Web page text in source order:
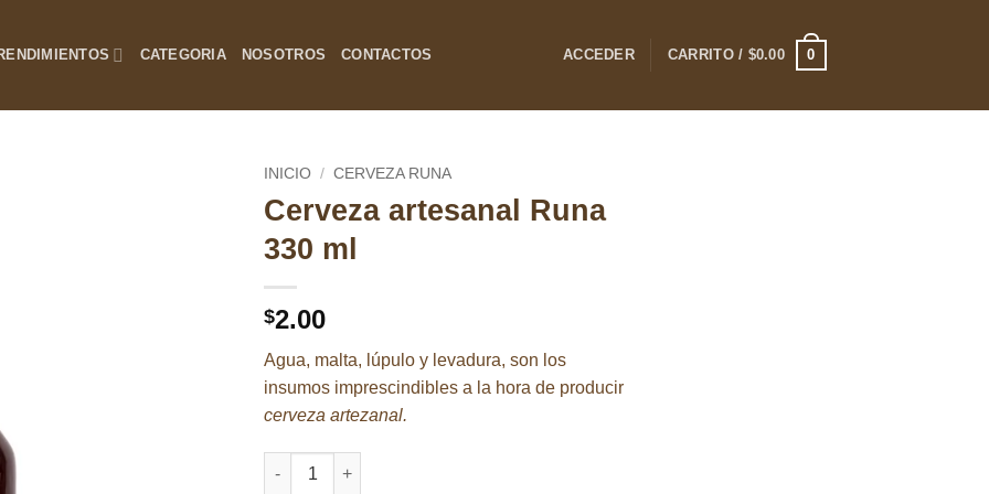
CATEGORIA NOSOTROS CONTACTOS ACCEDER CARRITO / $0.00 0
INICIO / CERVEZA RUNA
Cerveza artesanal Runa
330 ml
$2.00
Agua, malta, lúpulo y levadura, son los
insumos imprescindibles a la hora de producir
cerveza artezanal.
Cerveza artesanal Runa 330 ml cantidad